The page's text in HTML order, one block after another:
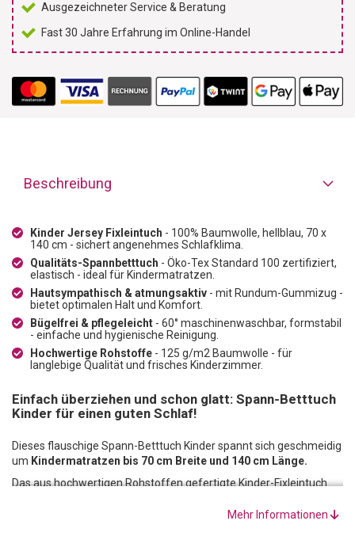
Ausgezeichneter Service & Beratung
Fast 30 Jahre Erfahrung im Online-Handel
Beschreibung
Kinder Jersey Fixleintuch - 100% Baumwolle, hellblau, 70 x
140 cm - sichert angenehmes Schlafklima.
Qualitäts-Spannbetttuch - Öko-Tex Standard 100 zertifiziert,
elastisch - ideal für Kindermatratzen.
Hautsympathisch & atmungsaktiv - mit Rundum-Gummizug -
bietet optimalen Halt und Komfort.
Bügelfrei & pflegeleicht - 60° maschinenwaschbar, formstabil
- einfache und hygienische Reinigung.
Hochwertige Rohstoffe - 125 g/m2 Baumwolle - für
langlebige Qualität und frisches Kinderzimmer.
Einfach überziehen und schon glatt: Spann-Betttuch
Kinder für einen guten Schlaf!
Dieses flauschige Spann-Betttuch Kinder spannt sich geschmeidig
um Kindermatratzen bis 70 cm Breite und 140 cm Länge.
Das aus hochwertigen Rohstoffen gefertigte Kinder-Fixleintuch
angenehmes Schlafklima in jeder Jahreszeit.Mehr Informationen